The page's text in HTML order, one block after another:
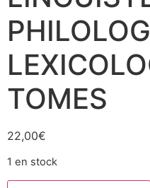
TOMES
22,00€
1 en stock